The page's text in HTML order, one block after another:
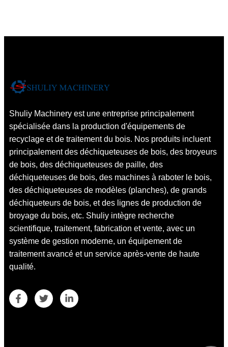
Shuliy Machinery est une entreprise principalement
spécialisée dans la production d'équipements de
recyclage et de traitement du bois. Nos produits incluent
principalement des déchiqueteuses de bois, des broyeurs
de bois, des déchiqueteuses de paille, des
déchiqueteuses de bois, des machines à raboter le bois,
des déchiqueteuses de modèles (planches), de grands
déchiqueteurs de bois, et des lignes de production de
broyage du bois, etc. Shuliy intègre recherche
scientifique, traitement, fabrication et vente, avec un
système de gestion moderne, un équipement de
traitement avancé et un service après-vente de haute
qualité.